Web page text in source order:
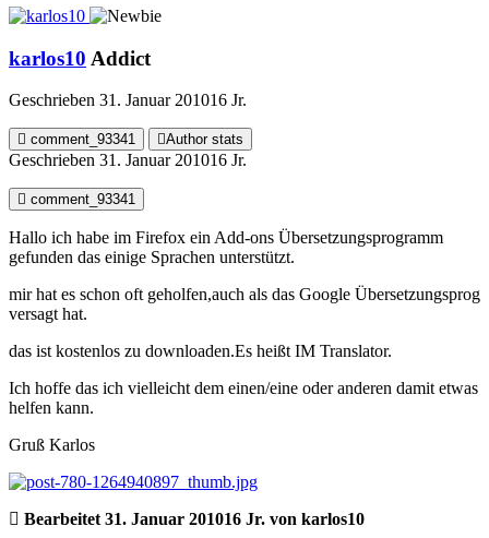
karlos10 Addict
Geschrieben 31. Januar 201016 Jr.
comment_93341 Author stats
Geschrieben 31. Januar 201016 Jr.
comment_93341
Hallo ich habe im Firefox ein Add-ons Übersetzungsprogramm
gefunden das einige Sprachen unterstützt.
mir hat es schon oft geholfen,auch als das Google Übersetzungsprog
versagt hat.
das ist kostenlos zu downloaden.Es heißt IM Translator.
Ich hoffe das ich vielleicht dem einen/eine oder anderen damit etwas
helfen kann.
Gruß Karlos
Bearbeitet 31. Januar 201016 Jr. von karlos10